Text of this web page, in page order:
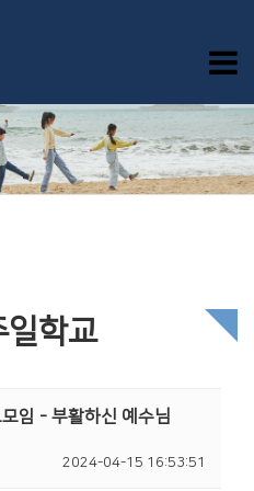
일학교
임 - 부활하신 예수님
2024-04-15 16:53:51